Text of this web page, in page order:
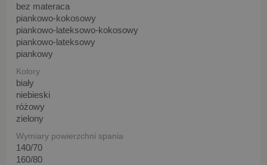
bez materaca
piankowo-kokosowy
piankowo-lateksowo-kokosowy
piankowo-lateksowy
piankowy
Kolory
biały
niebieski
różowy
zielony
Wymiary powierzchni spania
140/70
160/80